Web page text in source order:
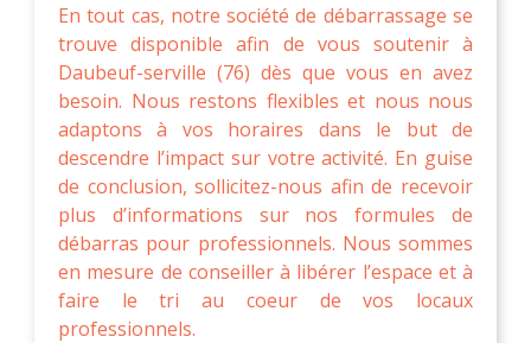
En tout cas, notre société de débarrassage se
trouve disponible afin de vous soutenir à
Daubeuf-serville (76) dès que vous en avez
besoin. Nous restons flexibles et nous nous
adaptons à vos horaires dans le but de
descendre l’impact sur votre activité. En guise
de conclusion, sollicitez-nous afin de recevoir
plus d’informations sur nos formules de
débarras pour professionnels. Nous sommes
en mesure de conseiller à libérer l’espace et à
faire le tri au coeur de vos locaux
professionnels.